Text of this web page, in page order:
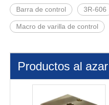
Barra de control 3R-606
Macro de varilla de control
Productos al azar